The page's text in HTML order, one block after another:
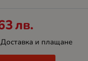
лв.
Доставка и плащане